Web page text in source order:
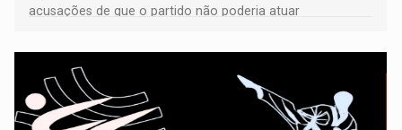
acusações de que o partido não poderia atuar